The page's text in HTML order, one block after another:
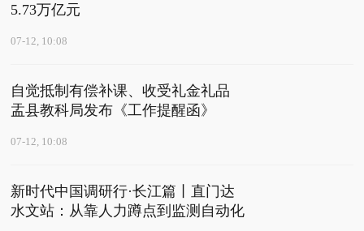
5.73万亿元
07-12, 10:08
自觉抵制有偿补课、收受礼金礼品
盂县教科局发布《工作提醒函》
07-12, 10:08
新时代中国调研行·长江篇丨直门达
水文站：从靠人力蹲点到监测自动化